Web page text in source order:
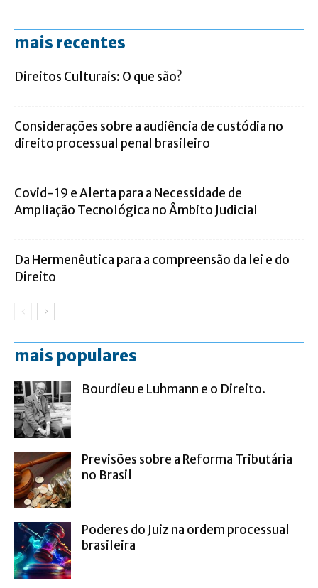
mais recentes
Direitos Culturais: O que são?
Considerações sobre a audiência de custódia no
direito processual penal brasileiro
Covid-19 e Alerta para a Necessidade de
Ampliação Tecnológica no Âmbito Judicial
Da Hermenêutica para a compreensão da lei e do
Direito
mais populares
Bourdieu e Luhmann e o Direito.
Previsões sobre a Reforma Tributária
no Brasil
Poderes do Juiz na ordem processual
brasileira